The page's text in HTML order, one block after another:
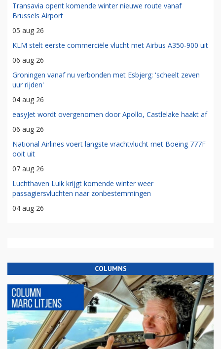
Transavia opent komende winter nieuwe route vanaf
Brussels Airport
05 aug 26
KLM stelt eerste commerciële vlucht met Airbus A350-900 uit
06 aug 26
Groningen vanaf nu verbonden met Esbjerg: 'scheelt zeven
uur rijden'
04 aug 26
easyJet wordt overgenomen door Apollo, Castlelake haakt af
06 aug 26
National Airlines voert langste vrachtvlucht met Boeing 777F
ooit uit
07 aug 26
Luchthaven Luik krijgt komende winter weer
passagiersvluchten naar zonbestemmingen
04 aug 26
COLUMNS